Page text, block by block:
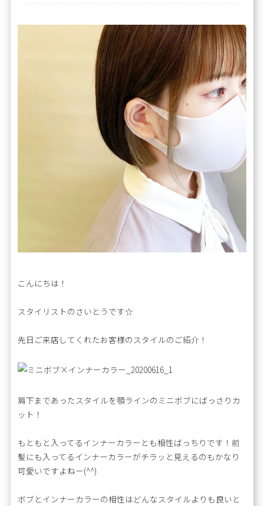
こんにちは！
スタイリストのさいとうです☆
先日ご来店してくれたお客様のスタイルのご紹介！
肩下まであったスタイルを顎ラインのミニボブにばっさりカ
ット！
もともと入ってるインナーカラーとも相性ばっちりです！前
髪にも入ってるインナーカラーがチラッと見えるのもかなり
可愛いですよねー(^^)
ボブとインナーカラーの相性はどんなスタイルよりも良いと